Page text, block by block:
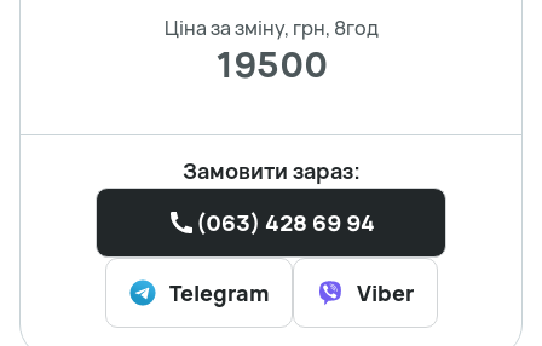
Ціна за зміну, грн, 8год
19500
Замовити зараз:
(063) 428 69 94
Telegram Viber